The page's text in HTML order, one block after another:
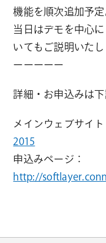
機能を順次追加予定
当日はデモを中心
いてもご説明いたし
ーーーーー
詳細・お申込みは下
メインウェブサイト
2015
申込みページ：
http://